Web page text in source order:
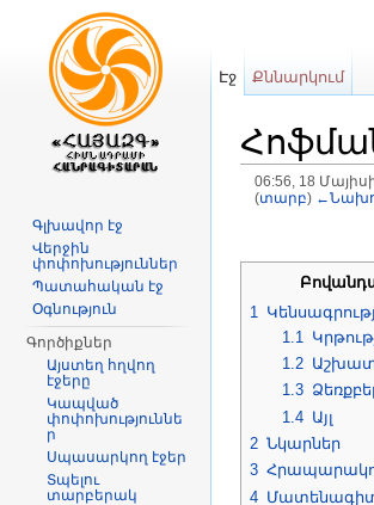
06:56, 18
(տարբ)
1
1.1
1.2
1.3
1.4 Այլ
2 Նկարներ
3
4
Էջ Քննարկում
Գլխավոր էջ
Վերջին
փոփոխություններ
Պատահական էջ
Օգնություն
Գործիքներ
Այստեղ հղվող
էջերը
Կապված
փոփոխություննե
ր
Սպասարկող էջեր
Տպելու
տարբերակ